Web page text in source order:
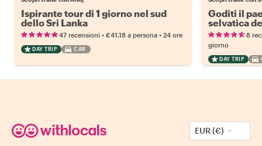
Ispirante tour di 1 giorno nel sud
dello Sri Lanka
47 recensioni • €41.18 a persona • 24 ore
DAY TRIP CAR
Goditi il
selvatica
8
giorno
DAY TRIP
EUR (€)